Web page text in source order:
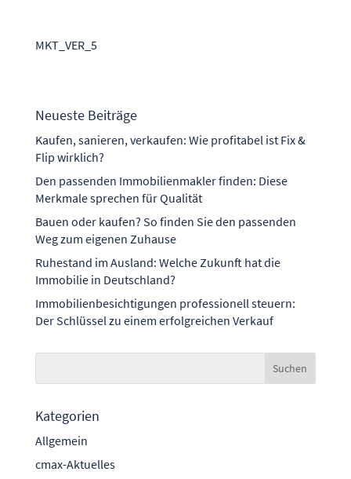
MKT_VER_5
Neueste Beiträge
Kaufen, sanieren, verkaufen: Wie profitabel ist Fix &
Flip wirklich?
Den passenden Immobilienmakler finden: Diese
Merkmale sprechen für Qualität
Bauen oder kaufen? So finden Sie den passenden
Weg zum eigenen Zuhause
Ruhestand im Ausland: Welche Zukunft hat die
Immobilie in Deutschland?
Immobilienbesichtigungen professionell steuern:
Der Schlüssel zu einem erfolgreichen Verkauf
Kategorien
Allgemein
cmax-Aktuelles